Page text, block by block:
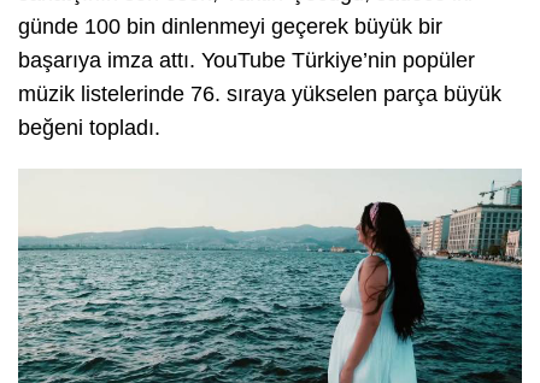
günde 100 bin dinlenmeyi geçerek büyük bir
başarıya imza attı. YouTube Türkiye’nin popüler
müzik listelerinde 76. sıraya yükselen parça büyük
beğeni topladı.